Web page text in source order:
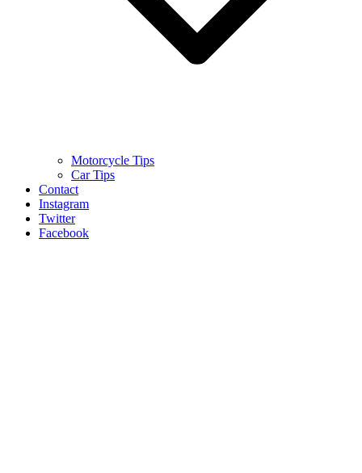
Motorcycle Tips
Car Tips
Contact
Instagram
Twitter
Facebook